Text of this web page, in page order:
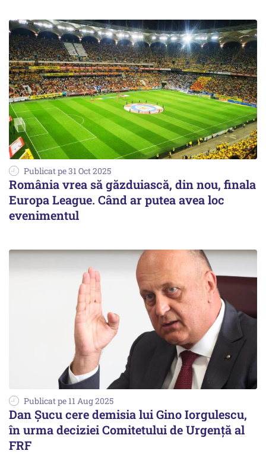
Publicat pe 31 Oct 2025
România vrea să găzduiască, din nou, finala
Europa League. Când ar putea avea loc
evenimentul
Publicat pe 11 Aug 2025
Dan Șucu cere demisia lui Gino Iorgulescu,
în urma deciziei Comitetului de Urgență al
FRF